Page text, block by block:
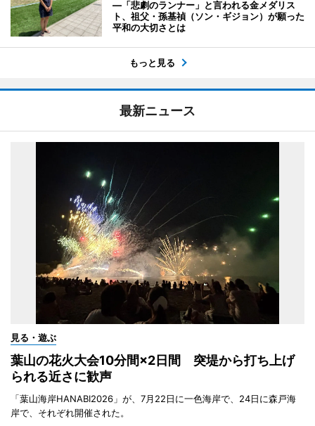
―「悲劇のランナー」と言われる金メダリス
ト、祖父・孫基禎（ソン・ギジョン）が願った
平和の大切さとは
もっと見る
最新ニュース
見る・遊ぶ
葉山の花火大会10分間×2日間 突堤から打ち上げ
られる近さに歓声
「葉山海岸HANABI2026」が、7月22日に一色海岸で、24日に森戸海
岸で、それぞれ開催された。